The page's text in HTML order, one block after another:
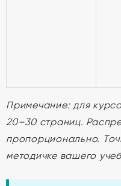
Примечание: для
20–30 страниц.
пропорционально.
методичке вашего